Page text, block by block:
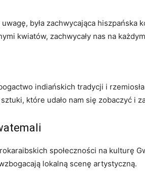
była zachwycająca
kwiatów, zachwycały nas na
indiańskich tradycji i
które udało nam się zobaczyć i
społeczności na kulturę
lokalną scenę artystyczną.